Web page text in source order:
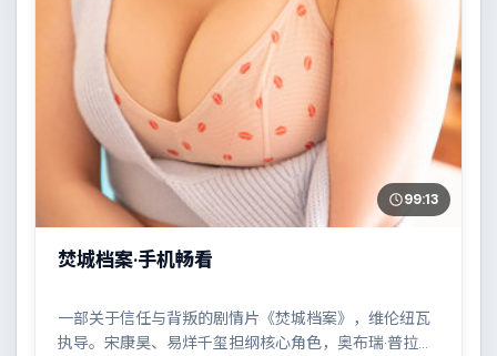
99:13
焚城档案·手机畅看
一部关于信任与背叛的剧情片《焚城档案》，维伦纽瓦
执导。宋康昊、易烊千玺担纲核心角色，奥布瑞·普拉